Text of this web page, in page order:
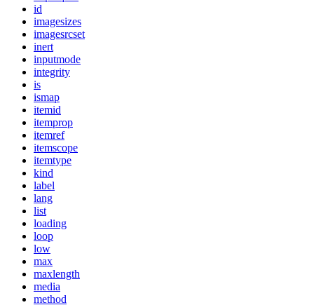
id
imagesizes
imagesrcset
inert
inputmode
integrity
is
ismap
itemid
itemprop
itemref
itemscope
itemtype
kind
label
lang
list
loading
loop
low
max
maxlength
media
method